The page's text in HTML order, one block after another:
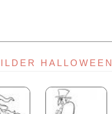
HALLOWEEN